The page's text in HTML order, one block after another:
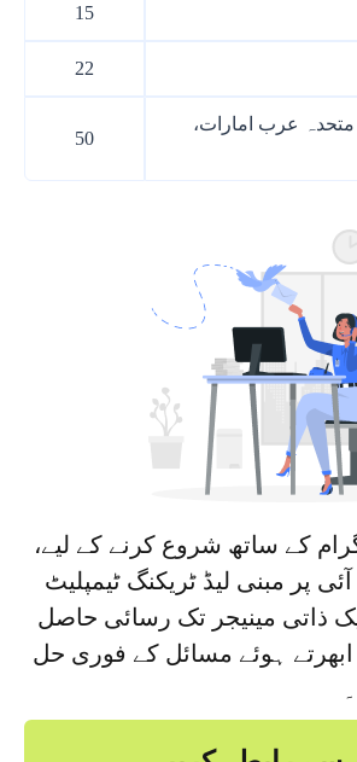
15
22
متحدہ عرب امارات،
50
کے ساتھ شروع کرنے کے لیے،
آئی پر مبنی لیڈ ٹریکنگ ٹیمپلیٹ
ذاتی مینیجر تک رسائی حاصل
ابھرتے ہوئے مسائل کے فوری حل